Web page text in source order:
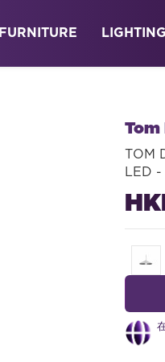
FURNITURE LIGHTING
Tom
TOM
LED -